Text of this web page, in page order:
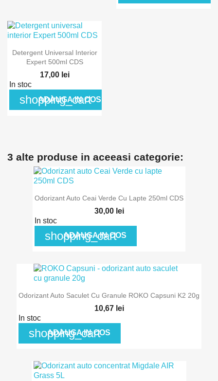
Detergent Universal Interior
Expert 500ml CDS
17,00 lei
In stoc
shopping_cart
ADAUGA IN COS
3 alte produse in aceeasi categorie:
Odorizant Auto Ceai Verde Cu Lapte 250ml CDS
30,00 lei
In stoc
shopping_cart
ADAUGA IN COS
Odorizant Auto Saculet Cu Granule ROKO Capsuni K2 20g
10,67 lei
In stoc
shopping_cart
ADAUGA IN COS